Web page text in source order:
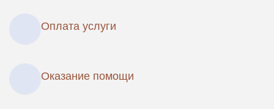
Оплата услуги
Оказание помощи